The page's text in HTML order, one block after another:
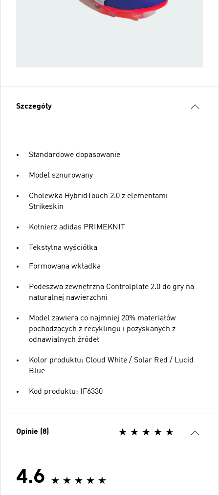
Szczegóły
Standardowe dopasowanie
Model sznurowany
Cholewka HybridTouch 2.0 z elementami
Strikeskin
Kołnierz adidas PRIMEKNIT
Tekstylna wyściółka
Formowana wkładka
Podeszwa zewnętrzna Controlplate 2.0 do gry na
naturalnej nawierzchni
Model zawiera co najmniej 20% materiałów
pochodzących z recyklingu i pozyskanych z
odnawialnych źródeł
Kolor produktu: Cloud White / Solar Red / Lucid
Blue
Kod produktu: IF6330
Opinie (8)
4.6